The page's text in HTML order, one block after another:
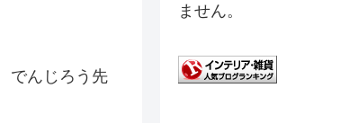
でんじろう先
ません。